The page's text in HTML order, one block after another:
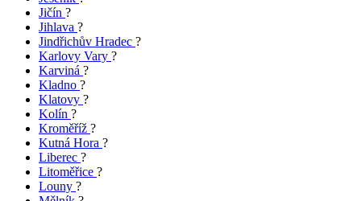
Jičín ?
Jihlava ?
Jindřichův Hradec ?
Karlovy Vary ?
Karviná ?
Kladno ?
Klatovy ?
Kolín ?
Kroměříž ?
Kutná Hora ?
Liberec ?
Litoměřice ?
Louny ?